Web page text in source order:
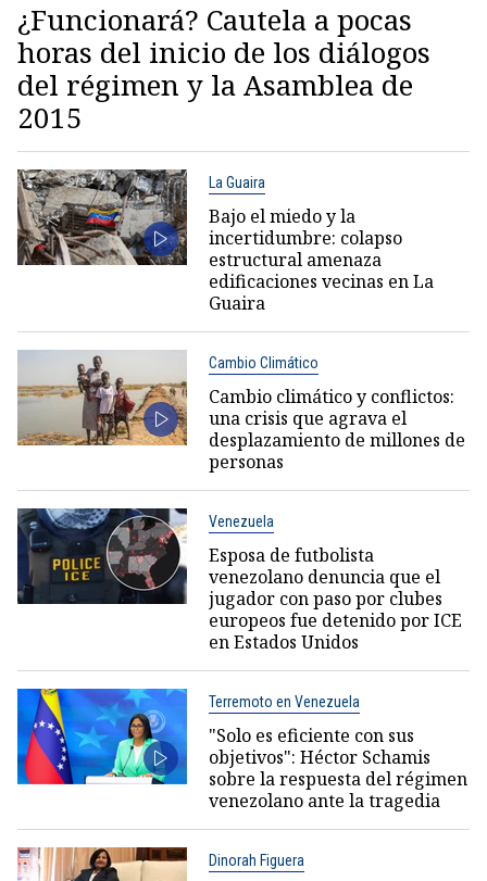
¿Funcionará? Cautela a pocas
horas del inicio de los diálogos
del régimen y la Asamblea de
2015
La Guaira
Bajo el miedo y la
incertidumbre: colapso
estructural amenaza
edificaciones vecinas en La
Guaira
Cambio Climático
Cambio climático y conflictos:
una crisis que agrava el
desplazamiento de millones de
personas
Venezuela
Esposa de futbolista
venezolano denuncia que el
jugador con paso por clubes
europeos fue detenido por ICE
en Estados Unidos
Terremoto en Venezuela
"Solo es eficiente con sus
objetivos": Héctor Schamis
sobre la respuesta del régimen
venezolano ante la tragedia
Dinorah Figuera